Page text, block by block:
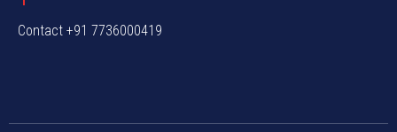
Contact +91 7736000419